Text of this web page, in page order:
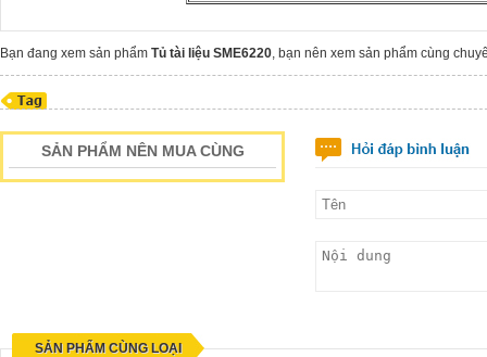
Bạn đang xem sản phẩm Tủ tài liệu SME6220, bạn nên xem sản phẩm cùng
SẢN PHẨM NÊN MUA CÙNG
SẢN PHẨM CÙNG LOẠI